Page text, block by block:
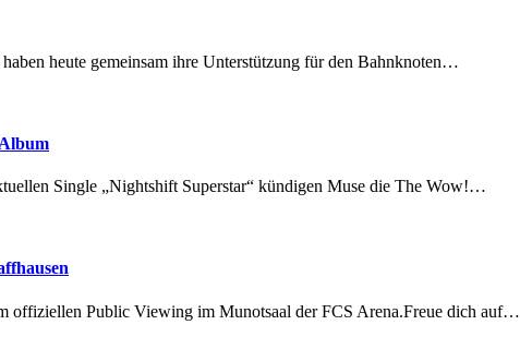
heute gemeinsam ihre Unterstützung für den Bahnknoten…
Single „Nightshift Superstar“ kündigen Muse die The Wow!…
offiziellen Public Viewing im Munotsaal der FCS Arena.Freue dich auf…